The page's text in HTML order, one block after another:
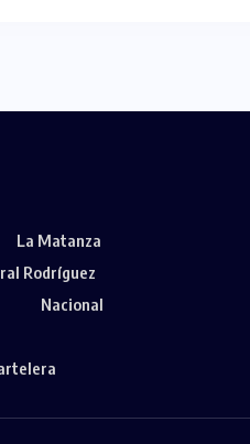
La Matanza
Rodríguez
Nacional